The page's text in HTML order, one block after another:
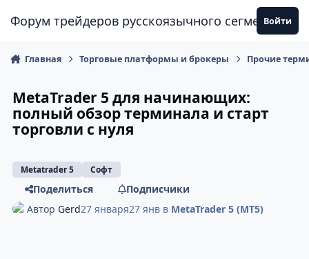
Форум трейдеров русскоязычного сегмента
Войти
Главная Торговые платформы и брокеры Прочие
MetaTrader 5 для начинающих:
полный обзор терминала и старт
торговли с нуля
Metatrader 5 Софт
Поделиться
Подписчики
Автор Gerd27 января27 янв в MetaTrader 5 (MT5)